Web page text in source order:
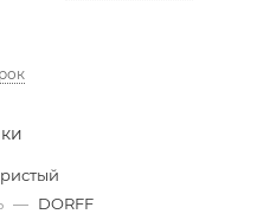
— DORFF